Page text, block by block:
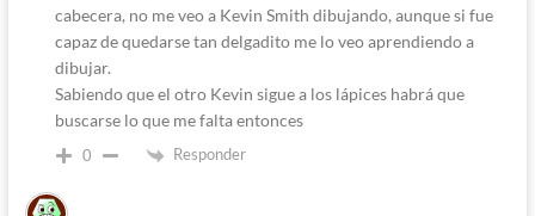
cabecera, no me veo a Kevin Smith dibujando, aunque si fue
capaz de quedarse tan delgadito me lo veo aprendiendo a
dibujar.
Sabiendo que el otro Kevin sigue a los lápices habrá que
buscarse lo que me falta entonces
0 Responder